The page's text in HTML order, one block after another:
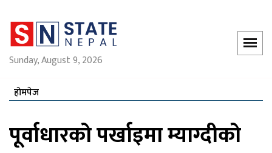
Sunday, August 9, 2026
होमपेज
पूर्वाधारको पर्खाइमा म्याग्दीको